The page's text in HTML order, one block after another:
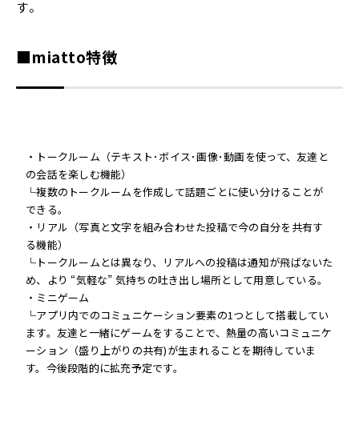
す。
■miatto特徴
・トークルーム（テキスト･ボイス･画像･動画を使って、友達と
の会話を楽しむ機能）
└複数のトークルームを作成して話題ごとに使い分けることが
できる。
・リアル（写真と文字を組み合わせた投稿で今の自分を共有す
る機能）
└トークルームとは異なり、リアルへの投稿は通知が飛ばないた
め、より “気軽な” 気持ちの吐き出し場所として用意している。
・ミニゲーム
└アプリ内でのコミュニケーション要素の1つとして搭載してい
ます。友達と一緒にゲームをすることで、熱量の高いコミュニケ
ーション（盛り上がりの共有)が生まれることを期待していま
す。今後段階的に拡充予定です。